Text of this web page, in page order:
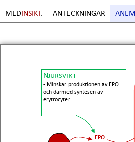
MED INSIKT. ANTECKNINGAR ANEMI
EPO
Njursvikt
- Minskar produktionen av EPO
och därmed syntesen av
erytrocyter.